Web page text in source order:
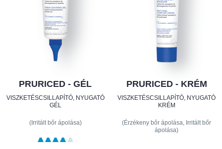
PRURICED - GÉL
VISZKETÉSCSILLAPÍTÓ, NYUGATÓ
GÉL
(Irritált bőr ápolása)
PRURICED - KRÉM
VISZKETÉSCSILLAPÍTÓ, NYUGATÓ
KRÉM
(Érzékeny bőr ápolása, Irritált bőr
ápolása)